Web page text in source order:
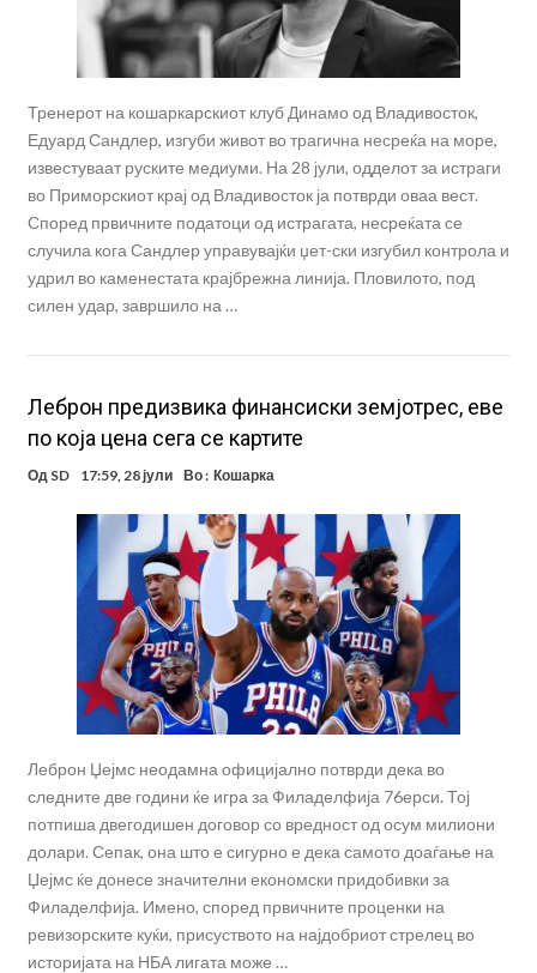
Тренерот на кошаркарскиот клуб Динамо од Владивосток,
Едуард Сандлер, изгуби живот во трагична несреќа на море,
известуваат руските медиуми. На 28 јули, одделот за истраги
во Приморскиот крај од Владивосток ја потврди оваа вест.
Според првичните податоци од истрагата, несреќата се
случила кога Сандлер управувајќи џет-ски изгубил контрола и
удрил во каменестата крајбрежна линија. Пловилото, под
силен удар, завршило на …
Леброн предизвика финансиски земјотрес, еве
по која цена сега се картите
Од SD 17:59, 28 јули Во : Кошарка
Леброн Џејмс неодамна официјално потврди дека во
следните две години ќе игра за Филаделфија 76ерси. Тој
потпиша двегодишен договор со вредност од осум милиони
долари. Сепак, она што е сигурно е дека самото доаѓање на
Џејмс ќе донесе значителни економски придобивки за
Филаделфија. Имено, според првичните проценки на
ревизорските куќи, присуството на најдобриот стрелец во
историјата на НБА лигата може …